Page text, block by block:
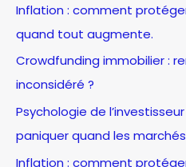
r
c
h
e
r
:
Inflation : comment
quand tout augmente.
Crowdfunding immobilier :
inconsidéré ?
Psychologie de
paniquer quand les
Inflation : comment